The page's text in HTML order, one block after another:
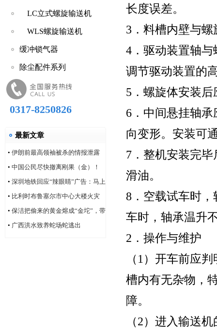
LC立式螺旋输送机
WLS螺旋输送机
缓冲锁气器
除尘配件系列
0317-8250826
最新文章
• 伊朗前最高领袖被杀的情报泄露
问题，“很可能仍然存在”
• 中国公民尽快撤离刚果（金）！
• 深圳地铁回应“辣眼睛”广告：马上
改！
• 比利时布鲁塞尔市中心大楼火灾
造成6人死亡
• 保洁把偷来的黄金熔成“金坨”，带
着家人连夜逃跑
• 广西洪水致养蛇场蛇逃出
长度误差。
3．料槽内壁与
4．驱动装置轴
调节驱动装置的
5．螺旋体安装
6．中间悬挂轴
向变形。安装可
7．整机安装完
滑油。
8．空载试车时
车时，轴承温升
2．操作与维护
（1）开车前应
槽内有无杂物，
障。
（2）进入输送